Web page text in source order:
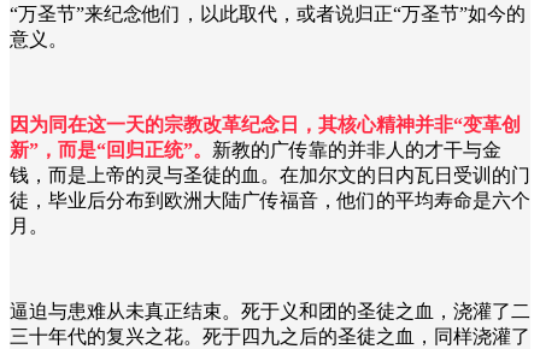
“万圣节”来纪念他们，以此取代，或者说归正“万圣节”如今的
意义。
因为同在这一天的宗教改革纪念日，其核心精神并非“变革创
新”，而是“回归正统”。 新教的广传靠的并非人的才干与金
钱，而是上帝的灵与圣徒的血。在加尔文的日内瓦日受训的门
徒，毕业后分布到欧洲大陆广传福音，他们的平均寿命是六个
月。
逼迫与患难从未真正结束。死于义和团的圣徒之血，浇灌了二
三十年代的复兴之花。死于四九之后的圣徒之血，同样浇灌了